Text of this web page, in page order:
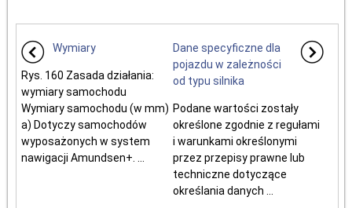
Wymiary
Rys. 160 Zasada działania:
wymiary samochodu
Wymiary samochodu (w mm)
a) Dotyczy samochodów
wyposażonych w system
nawigacji Amundsen+. ...
Dane specyficzne dla
pojazdu w zależności
od typu silnika
Podane wartości zostały
określone zgodnie z regułami
i warunkami określonymi
przez przepisy prawne lub
techniczne dotyczące
określania danych ...